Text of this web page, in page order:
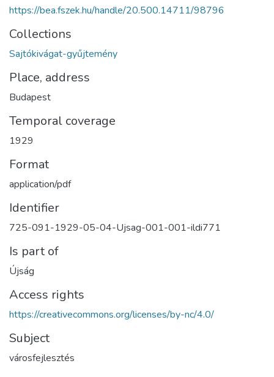
https://bea.fszek.hu/handle/20.500.14711/98796
Collections
Sajtókivágat-gyűjtemény
Place, address
Budapest
Temporal coverage
1929
Format
application/pdf
Identifier
725-091-1929-05-04-Ujsag-001-001-ildi771
Is part of
Újság
Access rights
https://creativecommons.org/licenses/by-nc/4.0/
Subject
városfejlesztés